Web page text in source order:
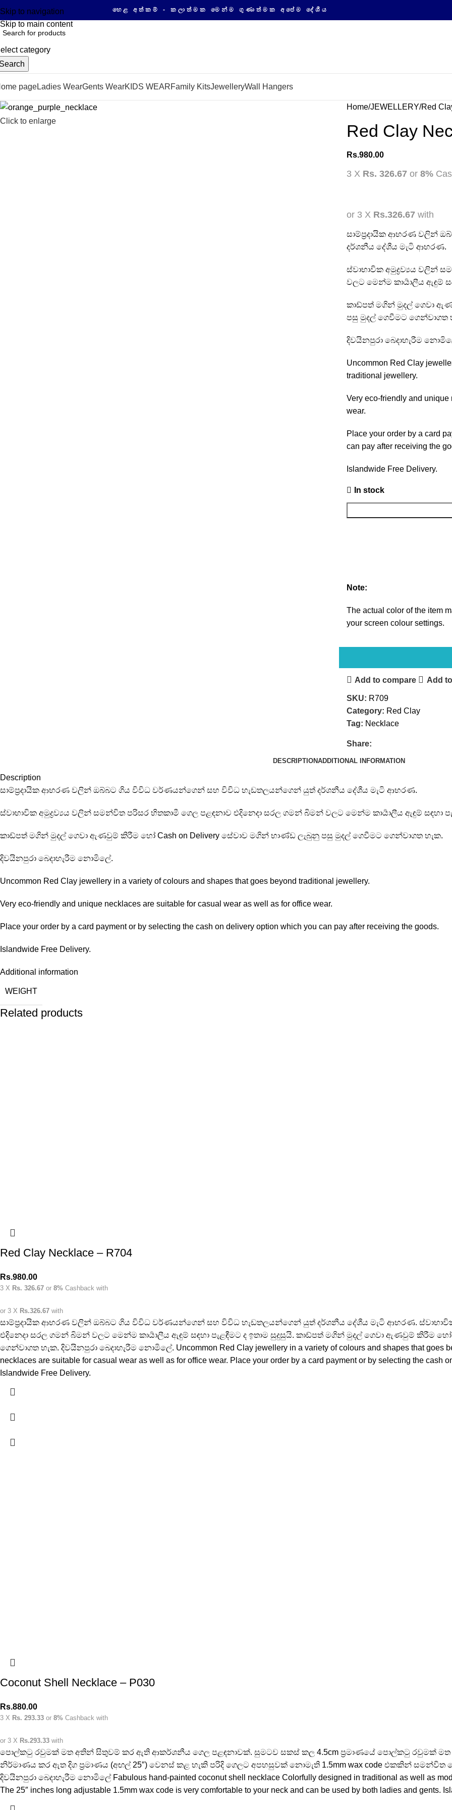
Skip to navigation
Skip to main content
හෙළ අත්කම් - කලාත්මක මෙන්ම ගුණාත්මක අපේම දේශීය නිෂ්පාදනවල සයිබර් ආගමනය
category
pageLadies WearGents WearKIDS WEARFamily KitsJewelleryWall Hangers
Click to enlarge
Home JEWELLERY Red
Red Clay
Rs.980.00
3 X Rs. 326.67 or 8%
or 3 X Rs.326.67 with
සාම්ප්‍රදායික ආභරණ වලින්
දර්ශනීය දේශීය මැටි ආභරණ.
ස්වාභාවික අමුද්‍රව්‍යය වලින්
වලට මෙන්ම කාර්‍යාලීය ඇඳුම්
කාඩ්පත් මගින් මුදල් ගෙවා
පසු මුදල් ගෙවීමට ගෙන්වාගත
දිවයිනපුරා බෙදාහැරීම
Uncommon Red Clay
traditional jewellery.
Very eco-friendly and
wear.
Place your order by a card
can pay after receiving the
Islandwide Free Delivery.
In stock
Note:
The actual color of the item
your screen colour settings.
Add to compare Add
SKU: R709
Category: Red Clay
Tag: Necklace
Share:
DESCRIPTIONADDITIONAL INFORMATION
Description
සාම්ප්‍රදායික ආභරණ වලින් ඔබ්බට ගිය විවිධ වර්ණයන්ගෙන් සහ විවිධ හැඩතලයන්ගෙන් යුත් දර්ශනීය දේශීය මැටි ආභරණ.
ස්වාභාවික අමුද්‍රව්‍යය වලින් සමන්විත පරිසර හිතකාමී ගෙල පළඳනාව එදිනෙදා සරල ගමන් බිමන් වලට මෙන්ම කාර්‍යාලීය ඇඳුම් සඳහා
කාඩ්පත් මගින් මුදල් ගෙවා ඇණවුම් කිරීම හෝ Cash on Delivery සේවාව මගින් භාණ්ඩ ලැබුනු පසු මුදල් ගෙවීමට ගෙන්වාගත හැක.
දිවයිනපුරා බෙදාහැරීම නොමිලේ.
Uncommon Red Clay jewellery in a variety of colours and shapes that goes beyond traditional jewellery.
Very eco-friendly and unique necklaces are suitable for casual wear as well as for office wear.
Place your order by a card payment or by selecting the cash on delivery option which you can pay after receiving the goods.
Islandwide Free Delivery.
Additional information
WEIGHT
Related products
Red Clay Necklace – R704
Rs.980.00
3 X Rs. 326.67 or 8% Cashback with
or 3 X Rs.326.67 with
සාම්ප්‍රදායික ආභරණ වලින් ඔබ්බට ගිය විවිධ වර්ණයන්ගෙන් සහ විවිධ හැඩතලයන්ගෙන් යුත් දර්ශනීය දේශීය මැටි ආභරණ.
එදිනෙදා සරල ගමන් බිමන් වලට මෙන්ම කාර්‍යාලීය ඇඳුම් සඳහා පැළඳීමට ද ඉතාම සුදුසුයි. කාඩ්පත් මගින් මුදල් ගෙවා ඇණවුම් කිරීම
ගෙන්වාගත හැක. දිවයිනපුරා බෙදාහැරීම නොමිලේ. Uncommon Red Clay jewellery in a variety of colours and shapes that goes
necklaces are suitable for casual wear as well as for office wear. Place your order by a card payment or by selecting the cash
Islandwide Free Delivery.
Coconut Shell Necklace – P030
Rs.880.00
3 X Rs. 293.33 or 8% Cashback with
or 3 X Rs.293.33 with
පොල්කටු රවුමක් මත අතින් සිතුවම් කර ඇති ආකර්ශනීය ගෙල පළඳනාවක්. සුමටව සකස් කල 4.5cm ප්‍රමාණයේ පොල්කටු රවුමක්
නිර්මාණය කර ඇත දිග ප්‍රමාණය (අඟල් 25″) වෙනස් කළ හැකි පරිදි ගෙලට අපහසුවක් නොමැති 1.5mm wax code එකකින් සමන්විත
දිවයිනපුරා බෙදාහැරීම නොමිලේ Fabulous hand-painted coconut shell necklace Colorfully designed in traditional as well as
The 25″ inches long adjustable 1.5mm wax code is very comfortable to your neck and can be used by both ladies and gents.